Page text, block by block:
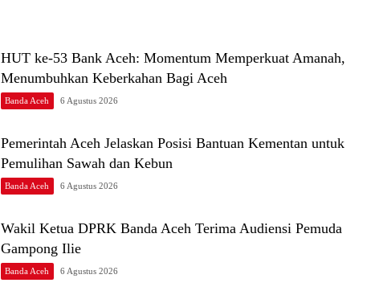
HUT ke-53 Bank Aceh: Momentum Memperkuat Amanah,
Menumbuhkan Keberkahan Bagi Aceh
Banda Aceh 6 Agustus 2026
Pemerintah Aceh Jelaskan Posisi Bantuan Kementan untuk
Pemulihan Sawah dan Kebun
Banda Aceh 6 Agustus 2026
Wakil Ketua DPRK Banda Aceh Terima Audiensi Pemuda
Gampong Ilie
Banda Aceh 6 Agustus 2026